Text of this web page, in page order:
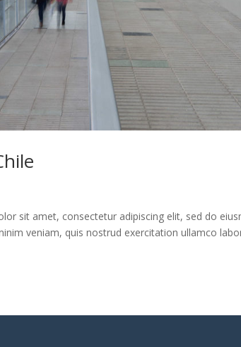
sit amet, consectetur adipiscing elit, sed do
veniam, quis nostrud exercitation ullamco